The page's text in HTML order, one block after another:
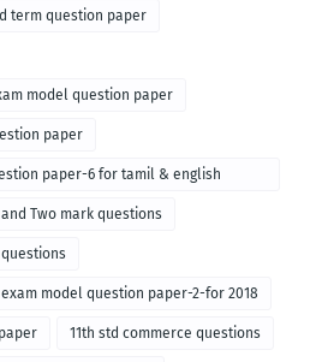
term question paper
model question paper
paper
paper-6 for tamil & english
Two mark questions
model question paper-2-for 2018
11th std commerce questions